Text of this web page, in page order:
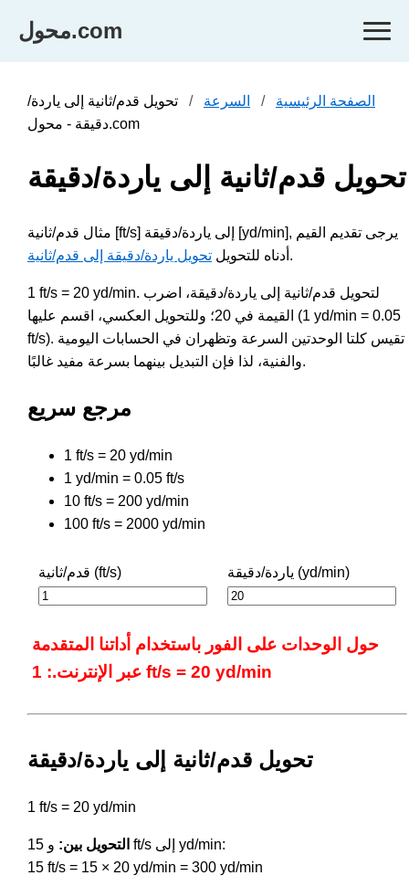
محول.com
الصفحة الرئيسية السرعة
تحويل قدم/ثانية إلى ياردة/
دقيقة - محول.com
تحويل قدم/ثانية إلى ياردة/دقيقة
مثال قدم/ثانية [ft/s] إلى ياردة/دقيقة [yd/min], يرجى تقديم القيم
أدناه للتحويل تحويل ياردة/دقيقة إلى قدم/ثانية .
1 ft/s = 20 yd/min. لتحويل قدم/ثانية إلى ياردة/دقيقة، اضرب
القيمة في 20؛ وللتحويل العكسي، اقسم عليها (1 yd/min = 0.05
ft/s). تقيس كلتا الوحدتين السرعة وتظهران في الحسابات اليومية
والفنية، لذا فإن التبديل بينهما بسرعة مفيد غالبًا.
مرجع سريع
1 ft/s = 20 yd/min
1 yd/min = 0.05 ft/s
10 ft/s = 200 yd/min
100 ft/s = 2000 yd/min
قدم/ثانية (ft/s) ياردة/دقيقة (yd/min)
حول الوحدات على الفور باستخدام أداتنا المتقدمة
عبر الإنترنت.: 1 ft/s = 20 yd/min
تحويل قدم/ثانية إلى ياردة/دقيقة
1 ft/s = 20 yd/min
التحويل بين:
و 15 ft/s إلى yd/min:
15 ft/s = 15 × 20 yd/min = 300 yd/min